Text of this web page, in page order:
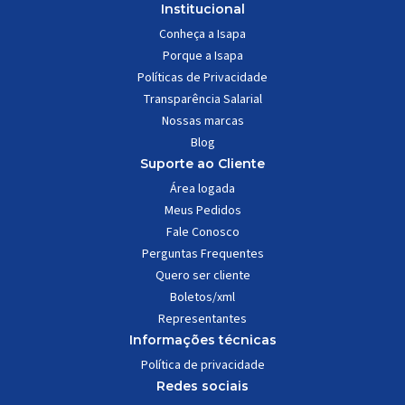
Institucional
Conheça a Isapa
Porque a Isapa
Políticas de Privacidade
Transparência Salarial
Nossas marcas
Blog
Suporte ao Cliente
Área logada
Meus Pedidos
Fale Conosco
Perguntas Frequentes
Quero ser cliente
Boletos/xml
Representantes
Informações técnicas
Política de privacidade
Redes sociais